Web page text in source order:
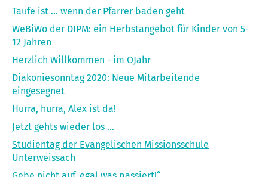
Taufe ist ... wenn der Pfarrer baden geht
WeBiWo der DIPM: ein Herbst­angebot für Kinder von 5-
12 Jahren
Herzlich Willkommen - im OJahr
Diakoniesonntag 2020: Neue Mitarbeitende
eingesegnet
Hurra, hurra, Alex ist da!
Jetzt gehts wieder los ...
Studientag der Evangelischen Missionsschule
Unterweissach